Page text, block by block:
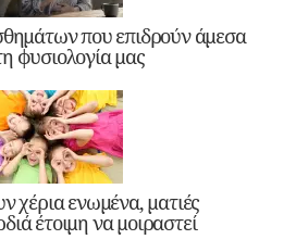
που επιδρούν άμεσα
φυσιολογία μας
χέρια ενωμένα, ματιές
έτοιμη να μοιραστεί